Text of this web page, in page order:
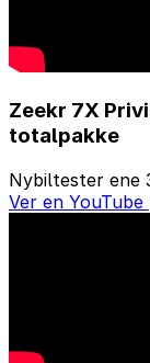
Zeekr 7X
totalpakke
Nybiltester ene
Ver en YouTube